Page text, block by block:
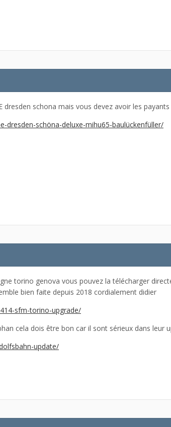
schona mais vous devez avoir les
schöna-deluxe-mihu65-baulückenfüller/
torino genova vous pouvez la télécharger
bien faite depuis 2018 cordialement didier
sfm-torino-upgrade/
cela dois être bon car il sont sérieux dans leur
update/